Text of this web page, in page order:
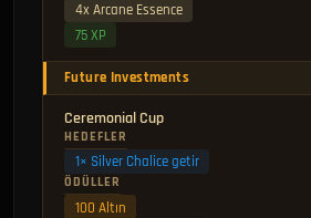
4x Arcane Essence
75 XP
Future Investments
Ceremonial Cup
HEDEFLER
1× Silver Chalice getir
ÖDÜLLER
100 Altın